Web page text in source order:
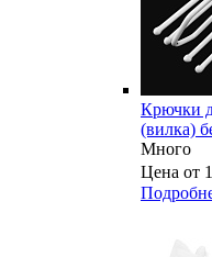
Крючки
(вилка)
Много
Цена от